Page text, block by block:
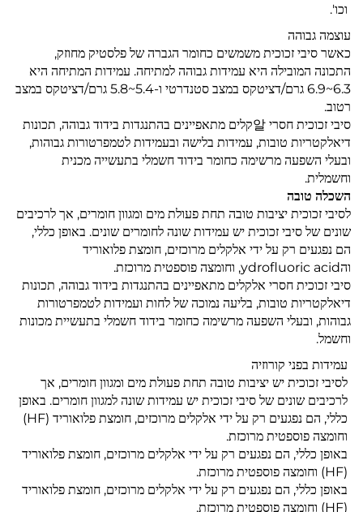
וכו'.
עוצמה גבוהה
כאשר סיבי זכוכית משמשים כחומר הגברה של פלסטיק מחוזק,
התכונה המובילה היא עמידות גבוהה למתיחה. עמידות המתיחה היא
6.3~6.9 גרם/דציטקס במצב סטנדרטי ו-5.4~5.8 גרם/דציטקס במצב
רטוב.
סיבי זכוכית חסרי 알קלים מתאפיינים בהתנגדות בידוד גבוהה, תכונות
דיאלקטריות טובות, עמידות בלישה ובעמידות לטמפרטורות גבוהות,
ובעלי השפעה מרשימה כחומר בידוד חשמלי בתעשייה מכנית
וחשמלית.
השכלה טובה
לסיבי זכוכית יציבות טובה תחת פעולת מים ומגוון חומרים, אך לרכיבים
שונים של סיבי זכוכית יש עמידות שונה לחומרים שונים. באופן כללי,
הם נפגעים רק על ידי אלקלים מרוכזים, חומצת פלואוריד
והydrofluoric acid, וחומצה פוספטית מרוכזת.
סיבי זכוכית חסרי אלקלים מתאפיינים בהתנגדות בידוד גבוהה, תכונות
דיאלקטריות טובות, בליעה נמוכה של לחות ועמידות לטמפרטורות
גבוהות, ובעלי השפעה מרשימה כחומר בידוד חשמלי בתעשיית מכונות
וחשמל.
עמידות בפני קורוזיה
לסיבי זכוכית יש יציבות טובה תחת פעולת מים ומגוון חומרים, אך
לרכיבים שונים של סיבי זכוכית יש עמידות שונה למגוון חומרים. באופן
כללי, הם נפגעים רק על ידי אלקלים מרוכזים, חומצת פלואוריד (HF)
וחומצה פוספטית מרוכזת.
באופן כללי, הם נפגעים רק על ידי אלקלים מרוכזים, חומצת פלואוריד
(HF) וחומצה פוספטית מרוכזת.
באופן כללי, הם נפגעים רק על ידי אלקלים מרוכזים, חומצת פלואוריד
(HF) וחומצה פוספטית מרוכזת.